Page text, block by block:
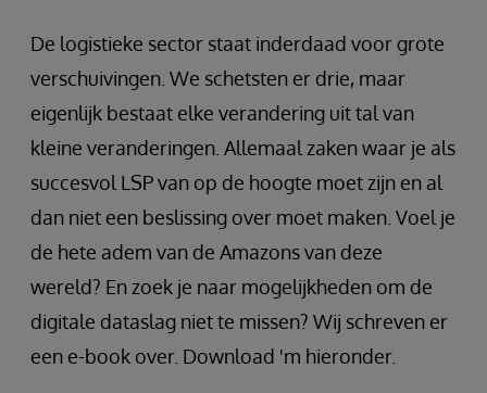
De logistieke sector staat inderdaad voor grote
verschuivingen. We schetsten er drie, maar
eigenlijk bestaat elke verandering uit tal van
kleine veranderingen. Allemaal zaken waar je als
succesvol LSP van op de hoogte moet zijn en al
dan niet een beslissing over moet maken. Voel je
de hete adem van de Amazons van deze
wereld? En zoek je naar mogelijkheden om de
digitale dataslag niet te missen? Wij schreven er
een e-book over. Download 'm hieronder.